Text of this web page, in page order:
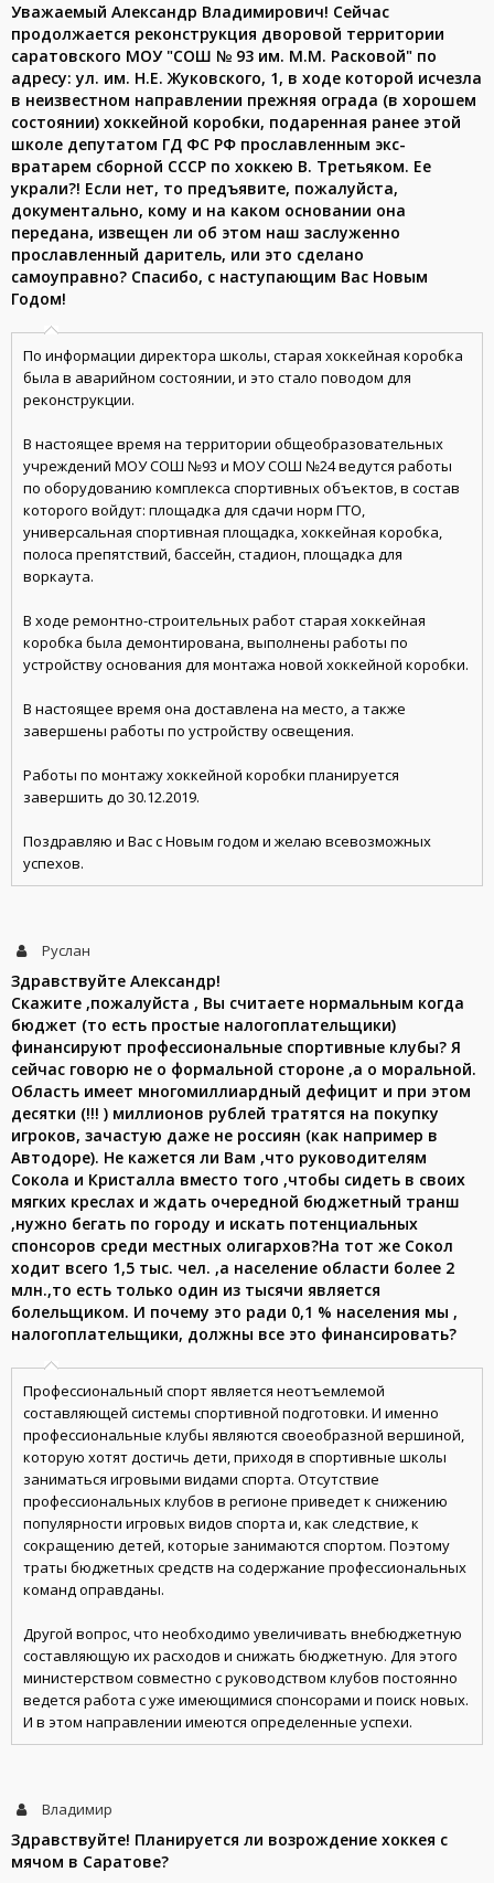
Уважаемый Александр Владимирович! Сейчас
продолжается реконструкция дворовой территории
саратовского МОУ "СОШ № 93 им. М.М. Расковой" по
адресу: ул. им. Н.Е. Жуковского, 1, в ходе которой исчезла
в неизвестном направлении прежняя ограда (в хорошем
состоянии) хоккейной коробки, подаренная ранее этой
школе депутатом ГД ФС РФ прославленным экс-
вратарем сборной СССР по хоккею В. Третьяком. Ее
украли?! Если нет, то предъявите, пожалуйста,
документально, кому и на каком основании она
передана, извещен ли об этом наш заслуженно
прославленный даритель, или это сделано
самоуправно? Спасибо, с наступающим Вас Новым
Годом!
По информации директора школы, старая хоккейная коробка
была в аварийном состоянии, и это стало поводом для
реконструкции.
В настоящее время на территории общеобразовательных
учреждений МОУ СОШ №93 и МОУ СОШ №24 ведутся работы
по оборудованию комплекса спортивных объектов, в состав
которого войдут: площадка для сдачи норм ГТО,
универсальная спортивная площадка, хоккейная коробка,
полоса препятствий, бассейн, стадион, площадка для
воркаута.
В ходе ремонтно-строительных работ старая хоккейная
коробка была демонтирована, выполнены работы по
устройству основания для монтажа новой хоккейной коробки.
В настоящее время она доставлена на место, а также
завершены работы по устройству освещения.
Работы по монтажу хоккейной коробки планируется
завершить до 30.12.2019.
Поздравляю и Вас с Новым годом и желаю всевозможных
успехов.
Руслан
Здравствуйте Александр!
Скажите ,пожалуйста , Вы считаете нормальным когда
бюджет (то есть простые налогоплательщики)
финансируют профессиональные спортивные клубы? Я
сейчас говорю не о формальной стороне ,а о моральной.
Область имеет многомиллиардный дефицит и при этом
десятки (!!! ) миллионов рублей тратятся на покупку
игроков, зачастую даже не россиян (как например в
Автодоре). Не кажется ли Вам ,что руководителям
Сокола и Кристалла вместо того ,чтобы сидеть в своих
мягких креслах и ждать очередной бюджетный транш
,нужно бегать по городу и искать потенциальных
спонсоров среди местных олигархов?На тот же Сокол
ходит всего 1,5 тыс. чел. ,а население области более 2
млн.,то есть только один из тысячи является
болельщиком. И почему это ради 0,1 % населения мы ,
налогоплательщики, должны все это финансировать?
Профессиональный спорт является неотъемлемой
составляющей системы спортивной подготовки. И именно
профессиональные клубы являются своеобразной вершиной,
которую хотят достичь дети, приходя в спортивные школы
заниматься игровыми видами спорта. Отсутствие
профессиональных клубов в регионе приведет к снижению
популярности игровых видов спорта и, как следствие, к
сокращению детей, которые занимаются спортом. Поэтому
траты бюджетных средств на содержание профессиональных
команд оправданы.
Другой вопрос, что необходимо увеличивать внебюджетную
составляющую их расходов и снижать бюджетную. Для этого
министерством совместно с руководством клубов постоянно
ведется работа с уже имеющимися спонсорами и поиск новых.
И в этом направлении имеются определенные успехи.
Владимир
Здравствуйте! Планируется ли возрождение хоккея с
мячом в Саратове?